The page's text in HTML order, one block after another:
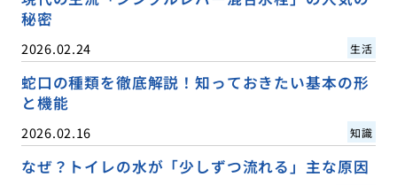
秘密
2026.02.24 生活
蛇口の種類を徹底解説！知っておきたい基本の形
と機能
2026.02.16 知識
なぜ？トイレの水が「少しずつ流れる」主な原因